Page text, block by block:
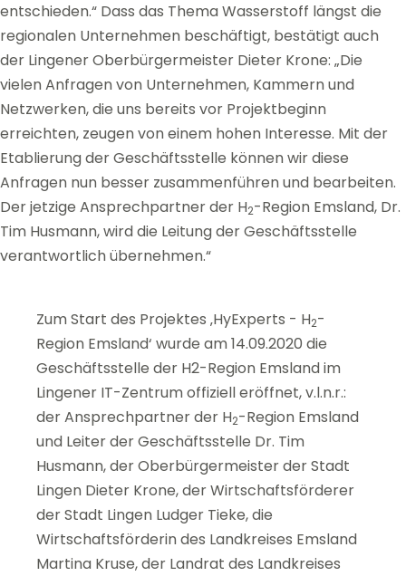
entschieden.“ Dass das Thema Wasserstoff längst die
regionalen Unternehmen beschäftigt, bestätigt auch
der Lingener Oberbürgermeister Dieter Krone: „Die
vielen Anfragen von Unternehmen, Kammern und
Netzwerken, die uns bereits vor Projektbeginn
erreichten, zeugen von einem hohen Interesse. Mit der
Etablierung der Geschäftsstelle können wir diese
Anfragen nun besser zusammenführen und bearbeiten.
Der jetzige Ansprechpartner der H2-Region Emsland, Dr.
Tim Husmann, wird die Leitung der Geschäftsstelle
verantwortlich übernehmen.“
Zum Start des Projektes ‚HyExperts - H2-
Region Emsland‘ wurde am 14.09.2020 die
Geschäftsstelle der H2-Region Emsland im
Lingener IT-Zentrum offiziell eröffnet, v.l.n.r.:
der Ansprechpartner der H2-Region Emsland
und Leiter der Geschäftsstelle Dr. Tim
Husmann, der Oberbürgermeister der Stadt
Lingen Dieter Krone, der Wirtschaftsförderer
der Stadt Lingen Ludger Tieke, die
Wirtschaftsförderin des Landkreises Emsland
Martina Kruse, der Landrat des Landkreises